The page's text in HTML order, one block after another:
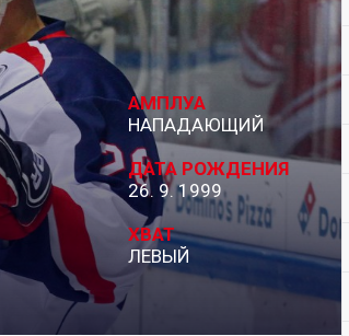
Рыси
АМПЛУА
НАПАДАЮЩИЙ
ДАТА РОЖДЕНИЯ
26. 9. 1999
ХВАТ
ЛЕВЫЙ